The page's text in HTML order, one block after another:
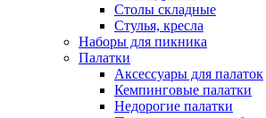
Столы складные
Стулья, кресла
Наборы для пикника
Палатки
Аксессуары для палаток
Кемпинговые палатки
Недорогие палатки